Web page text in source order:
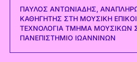
ΠΑΎΛΟΣ ΑΝΤΩΝΙΆΔΗΣ,
ΚΑΘΗΓΗΤΉΣ ΣΤΗ ΜΟΥΣΙΚΉ
ΤΕΧΝΟΛΟΓΊΑ ΤΜΉΜΑ ΜΟΥΣΙΚΏΝ
ΠΑΝΕΠΙΣΤΉΜΙΟ ΙΩΑΝΝΊΝΩΝ